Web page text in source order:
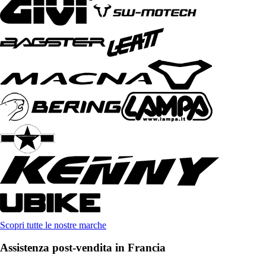
Scopri tutte le nostre marche
Assistenza post-vendita in Francia